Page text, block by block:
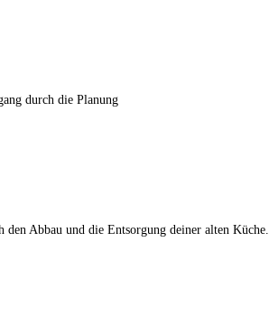
durch die Planung
Abbau und die Entsorgung deiner alten Küche.